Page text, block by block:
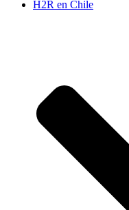
H2R en Chile